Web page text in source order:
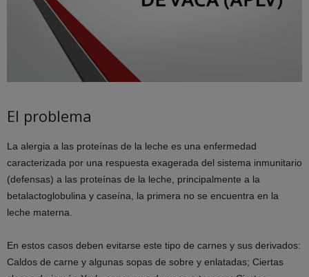
El problema
La alergia a las proteínas de la leche es una enfermedad
caracterizada por una respuesta exagerada del sistema inmunitario
(defensas) a las proteínas de la leche, principalmente a la
betalactoglobulina y caseína, la primera no se encuentra en la
leche materna.
En estos casos deben evitarse este tipo de carnes y sus derivados:
Caldos de carne y algunas sopas de sobre y enlatadas; Ciertas